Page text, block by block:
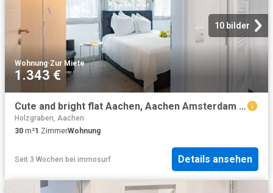
10 bilder
Wohnung·Zur Miete
1.343 €
Cute and bright flat Aachen, Aachen Amsterdam Apartments for Rent
Holzgraben, Aachen
30 m²1 ZimmerWohnung
Seit 3 Wochen bei immosurf Details ansehen